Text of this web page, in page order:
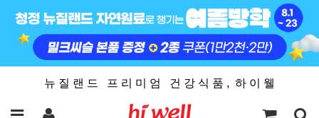
뉴 질 랜 드 프 리 미 엄 건 강 식 품 , 하 이 웰